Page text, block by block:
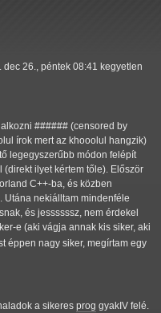
dec 26., péntek 08:41 kegyetlen
###### (censored by
írok mert az khooolul hangzik)
legegyszerűbb módon felépít
ilyet kértem tőle). Először
C++-ba, és közben
Utána nekiálltam mindenféle
és jessssssz, nem érdekel
e (aki vágja annak kis siker, aki
éppen nagy siker, megírtam egy
a sikeres prog gyakIV felé.